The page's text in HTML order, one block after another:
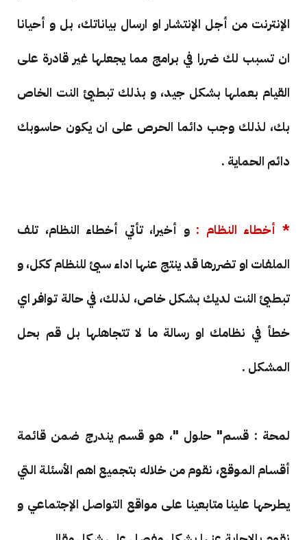
الإنترنت من أجل الإنتشار او ارسال بياناتك، بل و أحيانا
ان تسبب لك ضررا في برامج مما يجعلها غير قادرة على
القيام بعملها بشكل جيد، و بذلك تبطيئ النت الخاص
بك، لذلك وجب دائما الحرص على ان يكون حاسوبك
دائم الحماية .
* أخطاء النظام : و أخيرا، تأتي أخطاء النظام، تلف
الملفات او تضررها قد ينتج عنها اداء سيئ للنظام ككل، و
تبطيئ النت لديك بشكل خاص، لذلك، في حالة توافر اي
خطأ في نظامك او رسالة ما لا تتجاهلها بل قم بحل
المشكل .
لمحة : قسم" حلول "، هو قسم يندرج ضمن قائمة
أقسام الموقع، نقوم من خلاله بتجميع اهم الأسئلة التي
يطرحها علينا متابعينا على مواقع التواصل الإجتماعي و